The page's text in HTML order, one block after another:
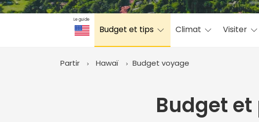
Le guide
Budget et tips Climat Visiter
Partir Hawaï Budget voyage
Budget